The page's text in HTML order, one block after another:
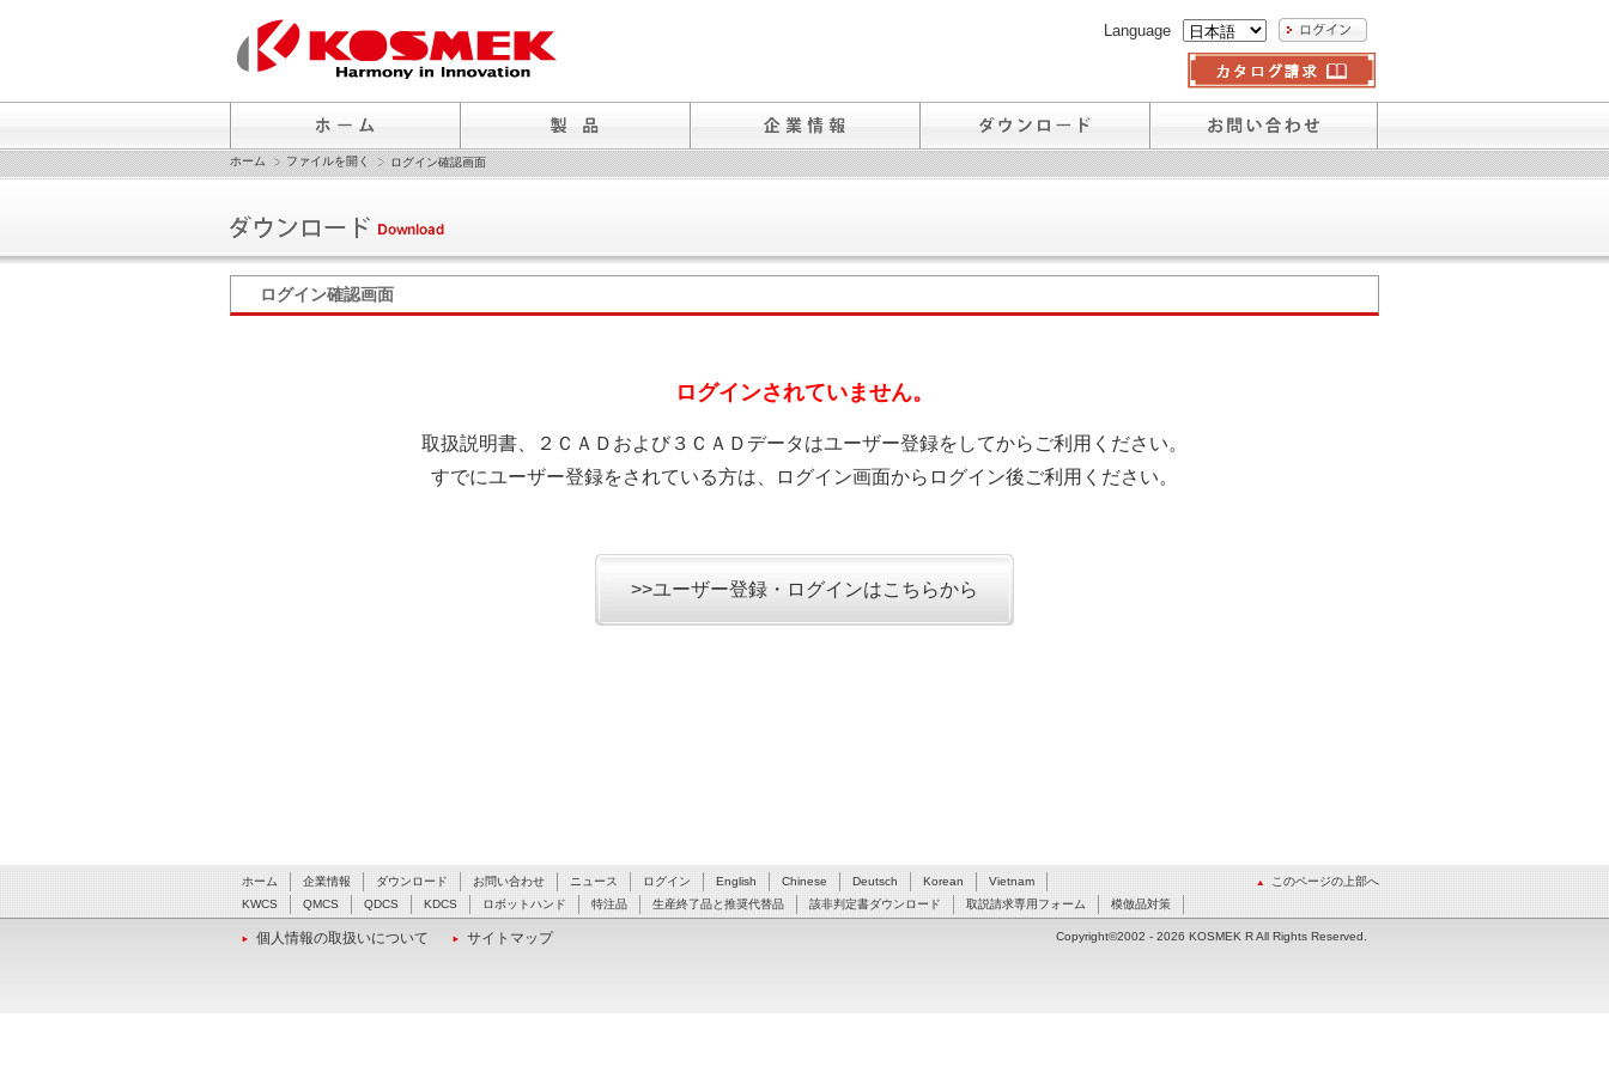
Language
ホーム ファイルを開く ログイン確認画面
ログイン確認画面
ログインされていません。
取扱説明書、２ＣＡＤおよび３ＣＡＤデータはユーザー登録をしてからご利用ください。
すでにユーザー登録をされている方は、ログイン画面からログイン後ご利用ください。
>>ユーザー登録・ログインはこちらから
このページの上部へ
ホーム 企業情報 ダウンロード お問い合わせ ニュース ログイン English Chinese Deutsch Korean
Vietnam
KWCS
QMCS QDCS KDCS ロボットハンド 特注品 生産終了品と推奨代替品 該非判定書ダウンロード 取説請求専用フォーム 模倣品対策
個人情報の取扱いについて サイトマップ Copyright©2002 - 2026 KOSMEK R All Rights Reserved.